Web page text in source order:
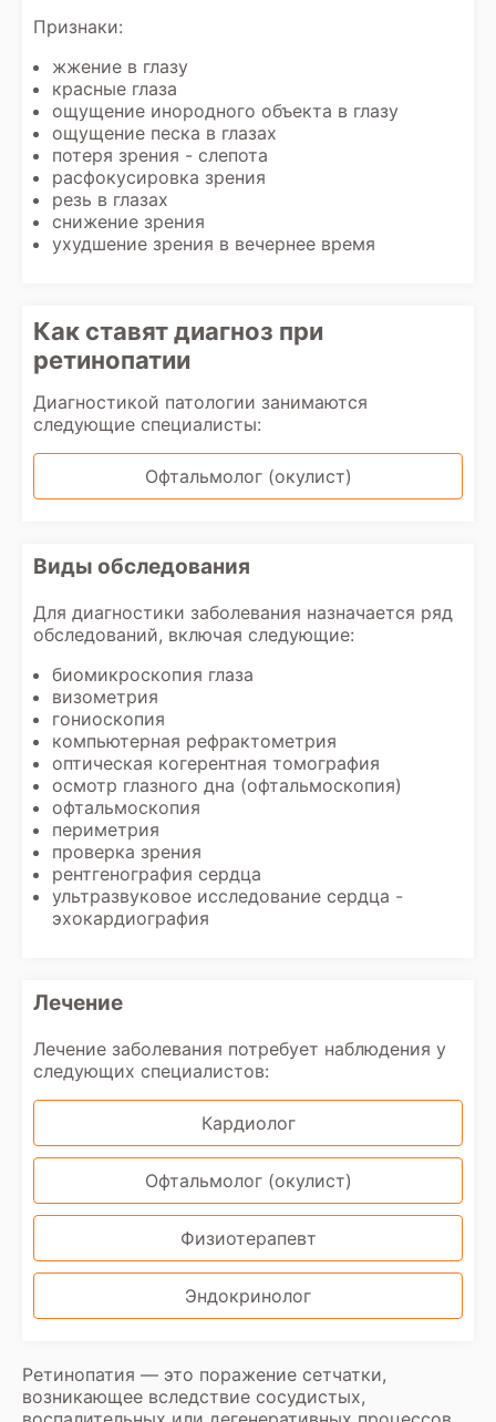
Признаки:
жжение в глазу
красные глаза
ощущение инородного объекта в глазу
ощущение песка в глазах
потеря зрения - слепота
расфокусировка зрения
резь в глазах
снижение зрения
ухудшение зрения в вечернее время
Как ставят диагноз при
ретинопатии
Диагностикой патологии занимаются
следующие специалисты:
Офтальмолог (окулист)
Виды обследования
Для диагностики заболевания назначается ряд
обследований, включая следующие:
биомикроскопия глаза
визометрия
гониоскопия
компьютерная рефрактометрия
оптическая когерентная томография
осмотр глазного дна (офтальмоскопия)
офтальмоскопия
периметрия
проверка зрения
рентгенография сердца
ультразвуковое исследование сердца -
эхокардиография
Лечение
Лечение заболевания потребует наблюдения у
следующих специалистов:
Кардиолог
Офтальмолог (окулист)
Физиотерапевт
Эндокринолог
Ретинопатия — это поражение сетчатки,
возникающее вследствие сосудистых,